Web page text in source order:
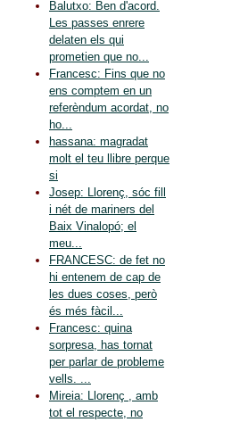
Balutxo: Ben d'acord.
Les passes enrere
delaten els qui
prometien que no...
Francesc: Fins que no
ens comptem en un
referèndum acordat, no
ho...
hassana: magradat
molt el teu llibre perque
si
Josep: Llorenç, sóc fill
i nét de mariners del
Baix Vinalopó; el
meu...
FRANCESC: de fet no
hi entenem de cap de
les dues coses, però
és més fàcil...
Francesc: quina
sorpresa, has tornat
per parlar de probleme
vells. ...
Mireia: Llorenç , amb
tot el respecte, no